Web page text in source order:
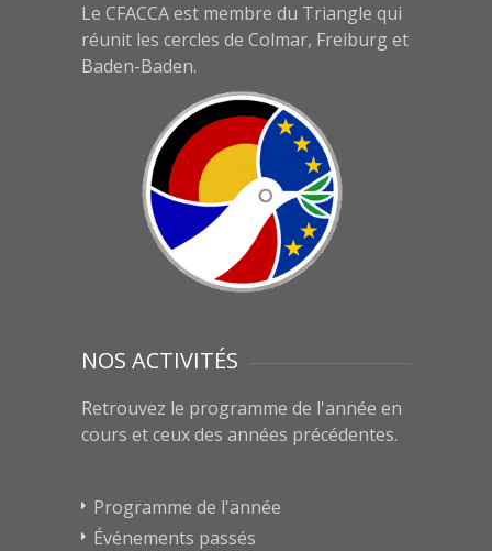
Le CFACCA est membre du Triangle qui
réunit les cercles de Colmar, Freiburg et
Baden-Baden.
NOS ACTIVITÉS
Retrouvez le programme de l'année en
cours et ceux des années précédentes.
Programme de l'année
Événements passés